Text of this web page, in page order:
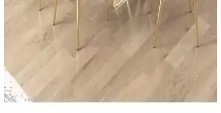
Gold detaylar ve minimalist tasarımıyla öne çıkan bu duvar saati,
sessiz çalışma özelliği ve kolay montajıyla modern iç mekanlara
şıklık katıyor.
İON Ahşap Fabrikası Sabret Şükret Dua Et Allah
6'lı Set Siyah Gold Manevi Dekorasyon
Siyah zemin üzerine gold pleksi detaylı, duvara kolayca yapışan bu
manevi set, evinizde sakinlik ve huzur ortamı sağlar, şükretme ve
dua temalarını yansıtır, pratik montajıyla dikkat çeker.